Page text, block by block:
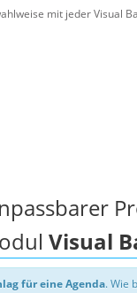
mit jeder Visual
Visual
für eine Agenda. Wie